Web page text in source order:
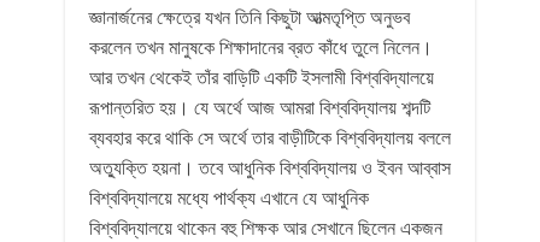
জ্ঞানার্জনের ক্ষেত্রে যখন তিনি কিছুটা আত্মতৃপ্তি অনুভব
করলেন তখন মানুষকে শিক্ষাদানের ব্রত কাঁধে তুলে নিলেন।
আর তখন থেকেই তাঁর বাড়িটি একটি ইসলামী বিশ্ববিদ্যালয়ে
রূপান্তরিত হয়। যে অর্থে আজ আমরা বিশ্ববিদ্যালয় শব্দটি
ব্যবহার করে থাকি সে অর্থে তার বাড়ীটিকে বিশ্ববিদ্যালয় বললে
অত্যুক্তি হয়না। তবে আধুনিক বিশ্ববিদ্যালয় ও ইবন আব্বাস
বিশ্ববিদ্যালয়ে মধ্যে পার্থক্য এখানে যে আধুনিক
বিশ্ববিদ্যালয়ে থাকেন বহু শিক্ষক আর সেখানে ছিলেন একজন